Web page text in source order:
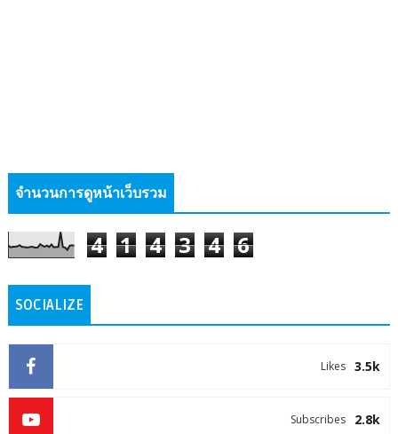
จำนวนการดูหน้าเว็บรวม
4 1 4 3 4 6
SOCIALIZE
3.5k
Likes
2.8k
Subscribes